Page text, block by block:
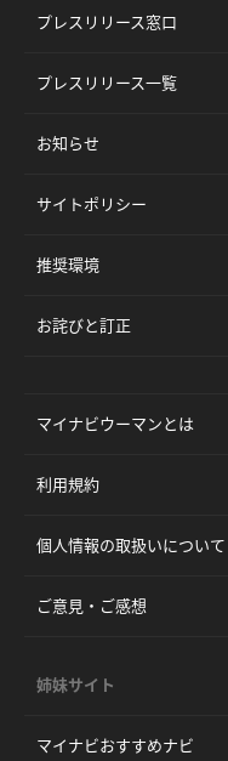
プレスリリース窓口
プレスリリース一覧
お知らせ
サイトポリシー
推奨環境
お詫びと訂正
マイナビウーマンとは
利用規約
個人情報の取扱いについて
ご意見・ご感想
姉妹サイト
マイナビおすすめナビ